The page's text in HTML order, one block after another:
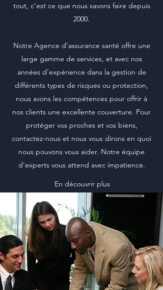
tout, c'est ce que nous savons faire depuis
2000.
Notre Agence d'assurance santé offre une
large gamme de services, et avec nos
années d'expérience dans la gestion de
différents types de risques ou protection,
nous avons les compétences pour offrir à
nos clients une excellente couverture. Pour
protéger vos proches et vos biens,
contactez-nous et nous vous dirons en quoi
nous pouvons vous aider. Notre équipe
d'experts vous attend avec impatience.
En découvrir plus